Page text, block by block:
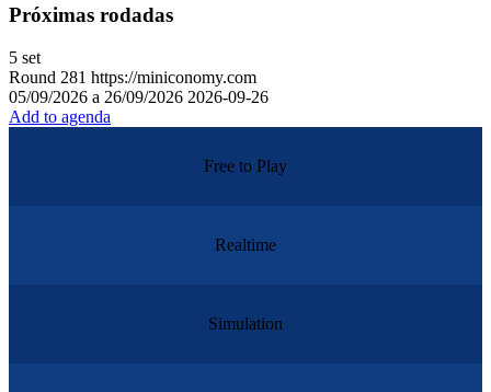
Próximas rodadas
5 set
Round 281 https://miniconomy.com
05/09/2026 a 26/09/2026 2026-09-26
Add to agenda
Free to Play
Realtime
Simulation